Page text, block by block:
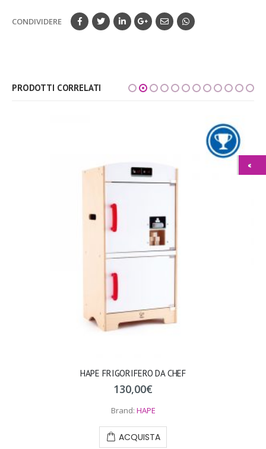
CONDIVIDERE
PRODOTTI CORRELATI
HAPE FRIGORIFERO DA CHEF
130,00€
Brand: HAPE
ACQUISTA